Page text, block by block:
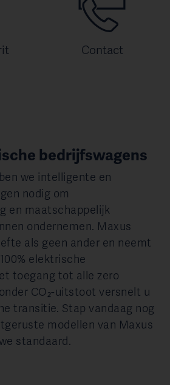
Contact
bedrijfswagens
we intelligente en
nodig om
en maatschappelijk
ondernemen. Maxus
als geen ander en neemt
elektrische
toegang tot alle zero
CO₂-uitstoot versnelt u
transitie. Stap vandaag nog
modellen van Maxus
standaard.